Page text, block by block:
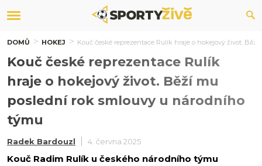
DOMŮ HOKEJ Kouč české reprezentace Rulík hraje o hokejový život.
Kouč české reprezentace Rulík
hraje o hokejový život. Běží mu
poslední rok smlouvy u národního
týmu
Radek Bardouzl 4. června 2025
Kouč Radim Rulík u českého národního týmu